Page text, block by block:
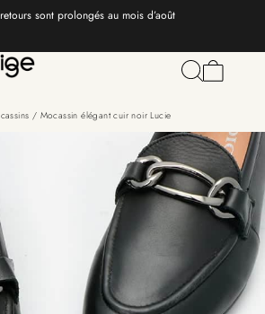
sont prolongés au mois d’août
/ Mocassin élégant cuir noir Lucie